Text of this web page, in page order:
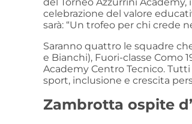
celebrazione del valore
sarà: “Un trofeo per chi crede
Saranno quattro le squadre
e Bianchi), Fuori-classe Como
Academy Centro Tecnico.
sport, inclusione e crescita
Zambrotta ospite